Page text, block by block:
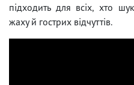
підходить для всіх, хто
жаху й гострих відчуттів.